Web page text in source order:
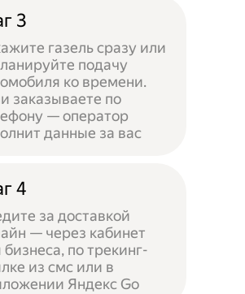
3
газель сразу или
подачу
ко времени.
заказываете по
— оператор
данные за вас
4
за доставкой
— через кабинет
бизнеса, по трекинг-
из смс или в
Яндекс Go